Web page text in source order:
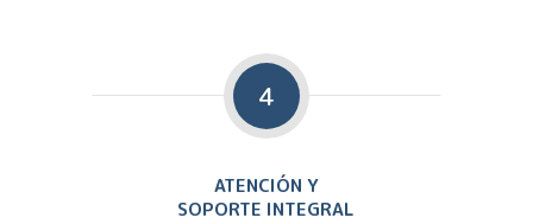
4
ATENCIÓN Y
SOPORTE INTEGRAL